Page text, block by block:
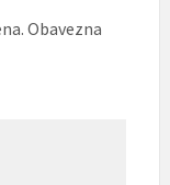
Obavezna